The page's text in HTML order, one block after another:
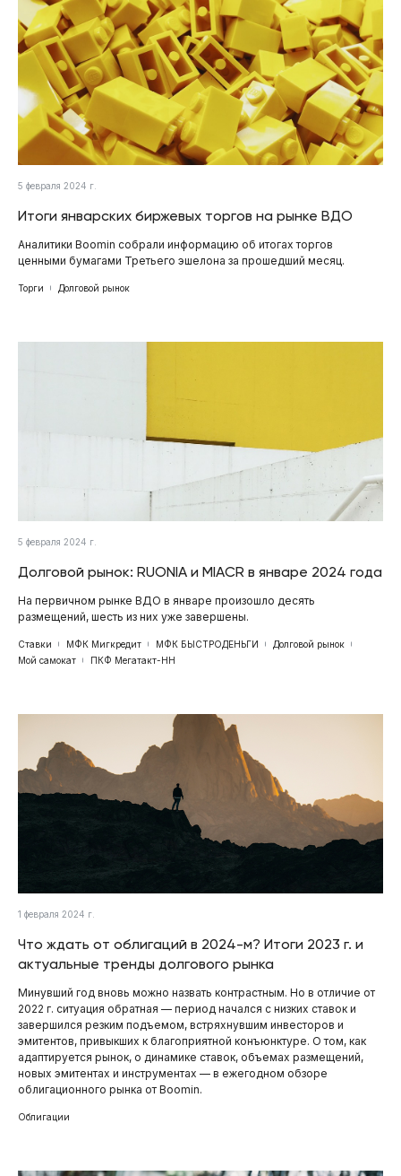
5 февраля 2024 г.
Итоги январских биржевых торгов на рынке ВДО
Аналитики Boomin собрали информацию об итогах торгов
ценными бумагами Третьего эшелона за прошедший месяц.
Торги Долговой рынок
5 февраля 2024 г.
Долговой рынок: RUONIA и MIACR в январе 2024 года
На первичном рынке ВДО в январе произошло десять
размещений, шесть из них уже завершены.
Ставки МФК Мигкредит МФК БЫСТРОДЕНЬГИ
Долговой рынок
Мой самокат
ПКФ Мегатакт-НН
1 февраля 2024 г.
Что ждать от облигаций в 2024-м? Итоги 2023 г. и
актуальные тренды долгового рынка
Минувший год вновь можно назвать контрастным. Но в отличие от
2022 г. ситуация обратная — период начался с низких ставок и
завершился резким подъемом, встряхнувшим инвесторов и
эмитентов, привыкших к благоприятной конъюнктуре. О том, как
адаптируется рынок, о динамике ставок, объемах размещений,
новых эмитентах и инструментах — в ежегодном обзоре
облигационного рынка от Boomin.
Облигации